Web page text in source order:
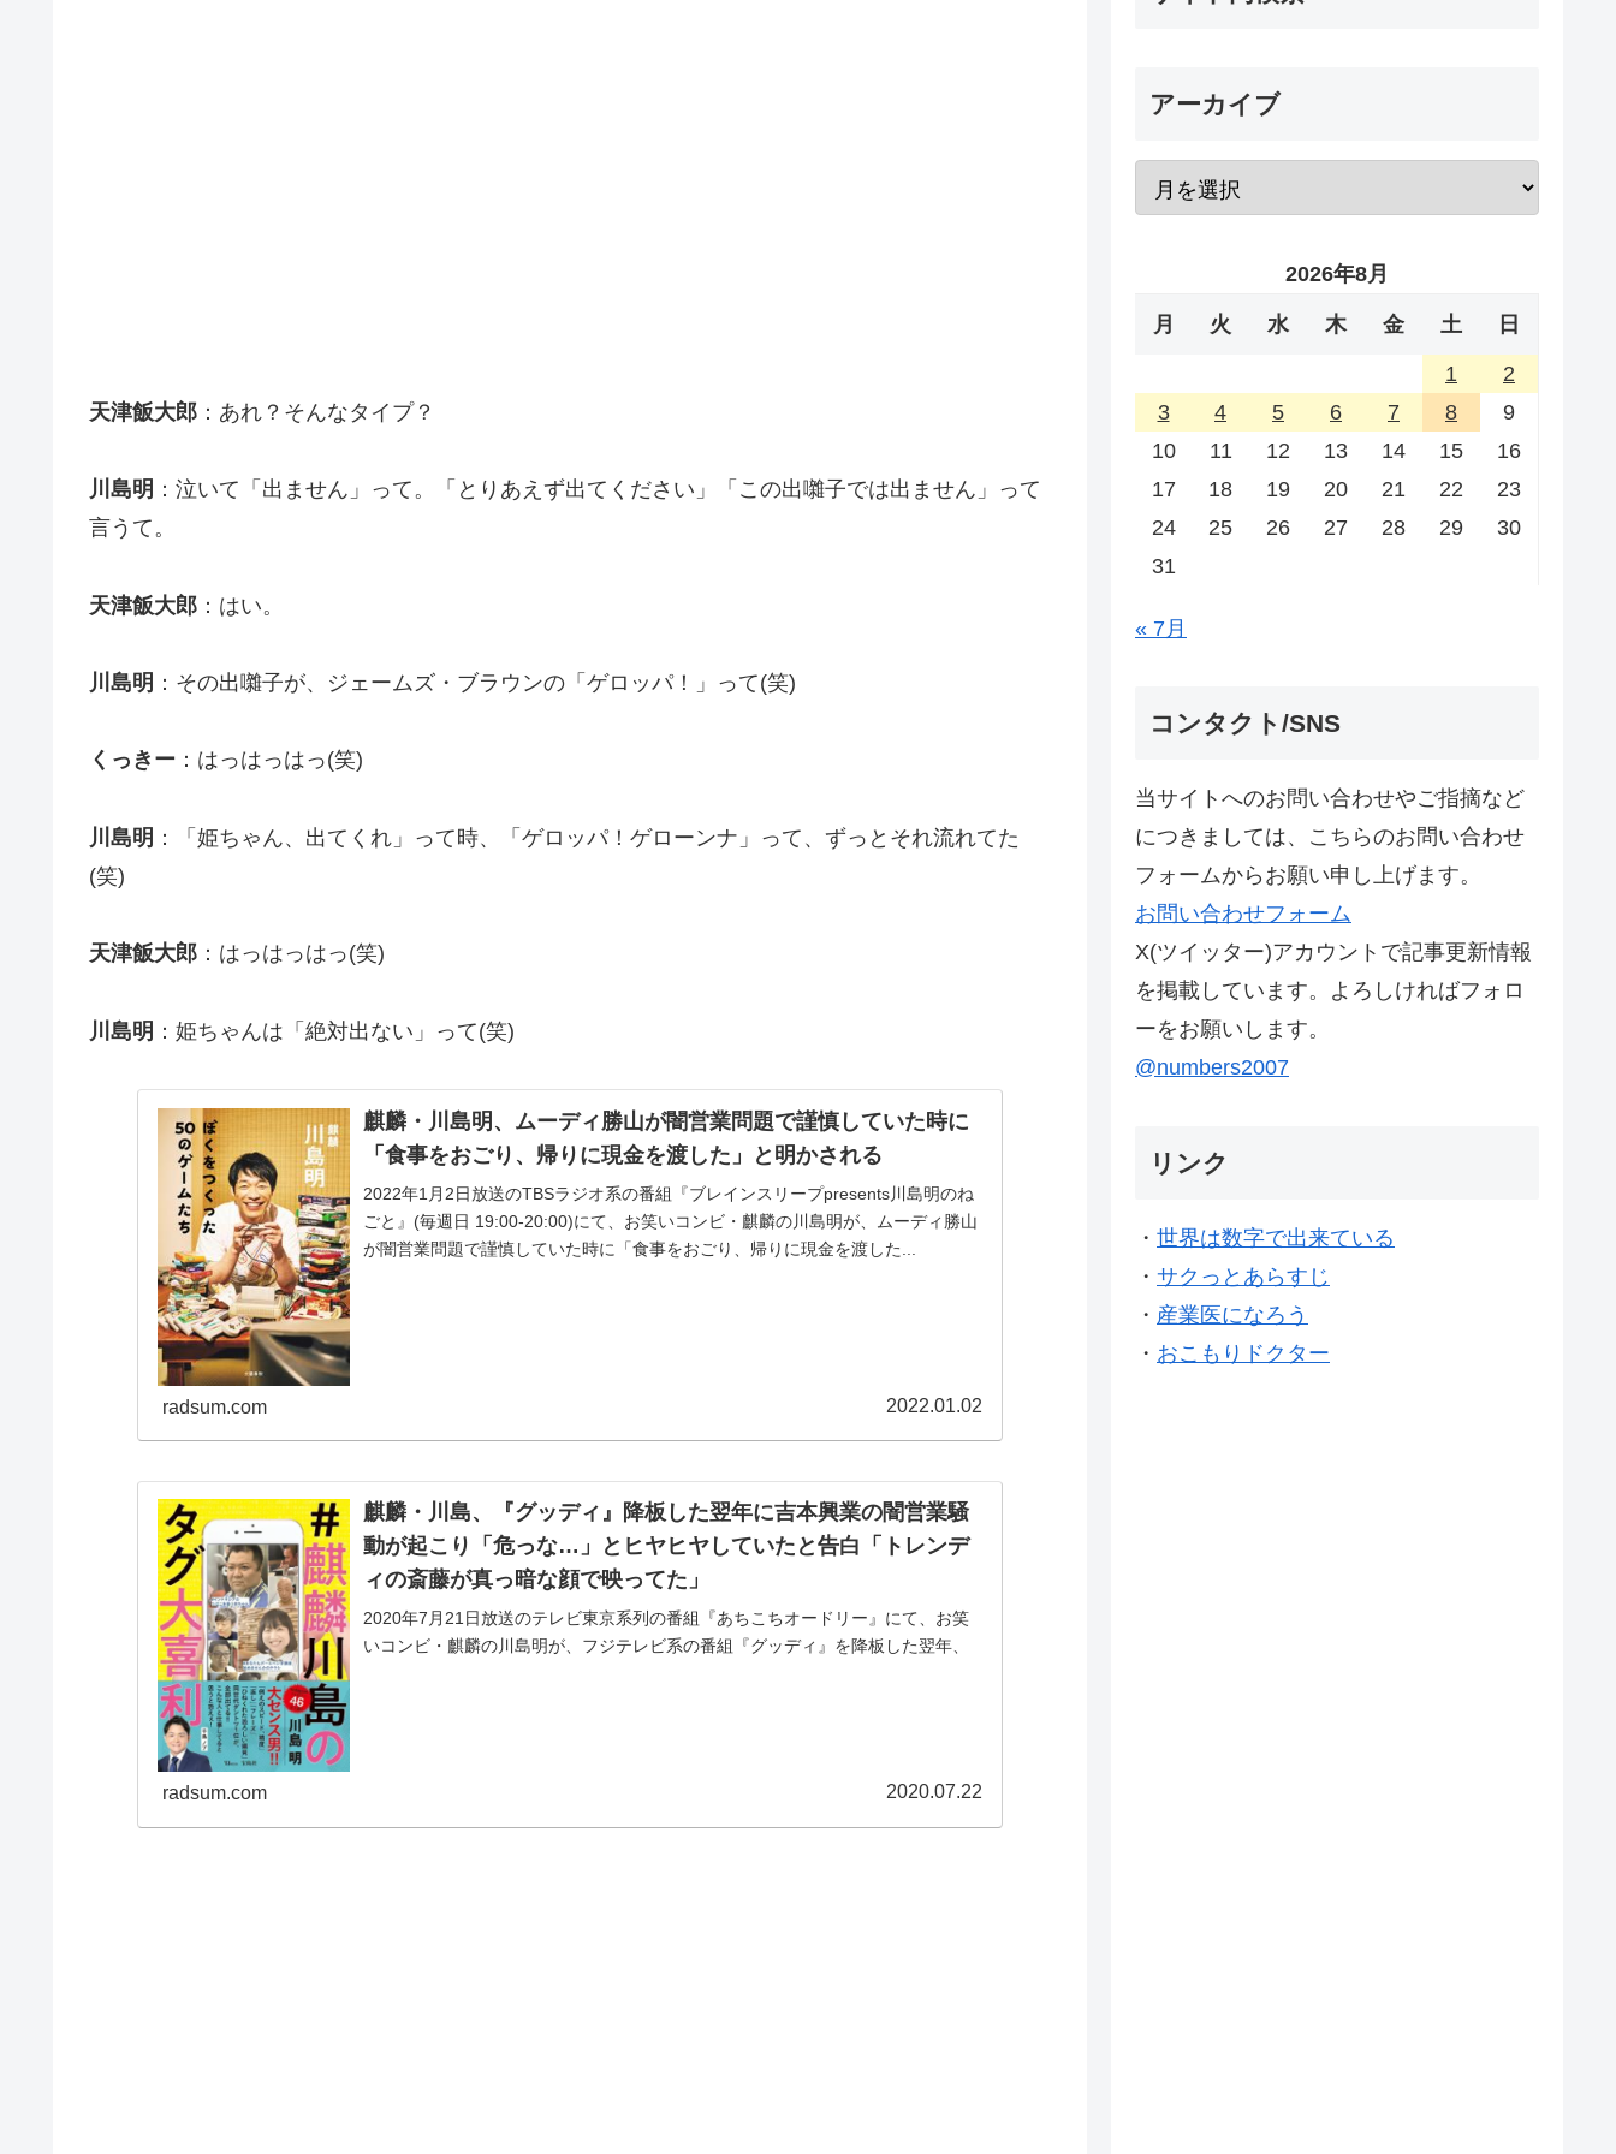
天津飯大郎 ：あれ？そんなタイプ？
川島明 ：泣いて「出ません」って。「とりあえず出てください」「この出囃子では出ません」って
言うて。
天津飯大郎 ：はい。
川島明 ：その出囃子が、ジェームズ・ブラウンの「ゲロッパ！」って(笑)
くっきー ：はっはっはっ(笑)
川島明 ：「姫ちゃん、出てくれ」って時、「ゲロッパ！ゲローンナ」って、ずっとそれ流れてた
(笑)
天津飯大郎 ：はっはっはっ(笑)
川島明 ：姫ちゃんは「絶対出ない」って(笑)
麒麟・川島明、ムーディ勝山が闇営業問題で謹慎していた時に
「食事をおごり、帰りに現金を渡した」と明かされる
2022年1月2日放送のTBSラジオ系の番組『ブレインスリープpresents川島明のね
ごと』(毎週日 19:00-20:00)にて、お笑いコンビ・麒麟の川島明が、ムーディ勝山
が闇営業問題で謹慎していた時に「食事をおごり、帰りに現金を渡した...
radsum.com 2022.01.02
麒麟・川島、『グッディ』降板した翌年に吉本興業の闇営業騒
動が起こり「危っな…」とヒヤヒヤしていたと告白「トレンデ
ィの斎藤が真っ暗な顔で映ってた」
2020年7月21日放送のテレビ東京系列の番組『あちこちオードリー』にて、お笑
いコンビ・麒麟の川島明が、フジテレビ系の番組『グッディ』を降板した翌年、
radsum.com 2020.07.22
アーカイブ
2026年8月
月 火 水 木 金 土 日
1
2
3
4 5 6 7 8
9
10
11 12 13 14 15
16
17
18 19 20 21 22
23
24
25 26 27 28 29
30
31
« 7月
コンタクト/SNS
当サイトへのお問い合わせやご指摘など
につきましては、こちらのお問い合わせ
フォームからお願い申し上げます。
お問い合わせフォーム
X(ツイッター)アカウントで記事更新情報
を掲載しています。よろしければフォロ
ーをお願いします。
@numbers2007
リンク
・ 世界は数字で出来ている
・ サクっとあらすじ
・ 産業医になろう
・ おこもりドクター